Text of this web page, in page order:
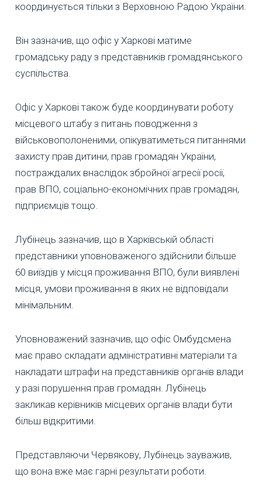
координується тільки з Верховною Радою України.
Він зазначив, що офіс у Харкові матиме
громадську раду з представників громадянського
суспільства.
Офіс у Харкові також буде координувати роботу
місцевого штабу з питань поводження з
військовополоненими, опікуватиметься питаннями
захисту прав дитини, прав громадян України,
постраждалих внаслідок збройної агресії росії,
прав ВПО, соціально-економічних прав громадян,
підприємців тощо.
Лубінець зазначив, що в Харківській області
представники уповноваженого здійснили більше
60 виїздів у місця проживання ВПО, були виявлені
місця, умови проживання в яких не відповідали
мінімальним.
Уповноважений зазначив, що офіс Омбудсмена
має право складати адміністративні матеріали та
накладати штрафи на представників органів влади
у разі порушення прав громадян. Лубінець
закликав керівників місцевих органів влади бути
більш відкритими.
Представляючи Червякову, Лубінець зауважив,
що вона вже має гарні результати роботи.